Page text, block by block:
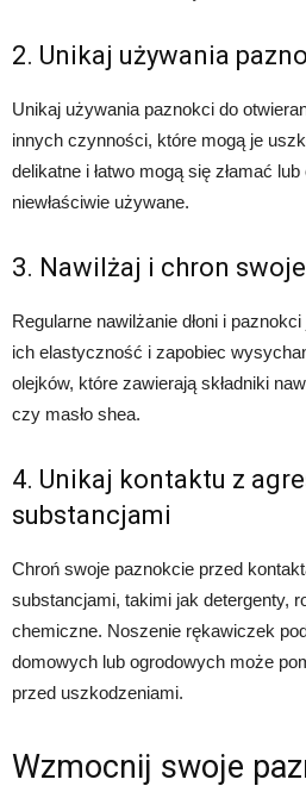
2. Unikaj używania
Unikaj używania paznokci do
innych czynności, które mogą je
delikatne i łatwo mogą się złamać
niewłaściwie używane.
3. Nawilżaj i chron
Regularne nawilżanie dłoni i
ich elastyczność i zapobiec
olejków, które zawierają składniki
czy masło shea.
4. Unikaj kontaktu z
substancjami
Chroń swoje paznokcie przed
substancjami, takimi jak detergenty,
chemiczne. Noszenie rękawiczek
domowych lub ogrodowych może
przed uszkodzeniami.
Wzmocnij swoje